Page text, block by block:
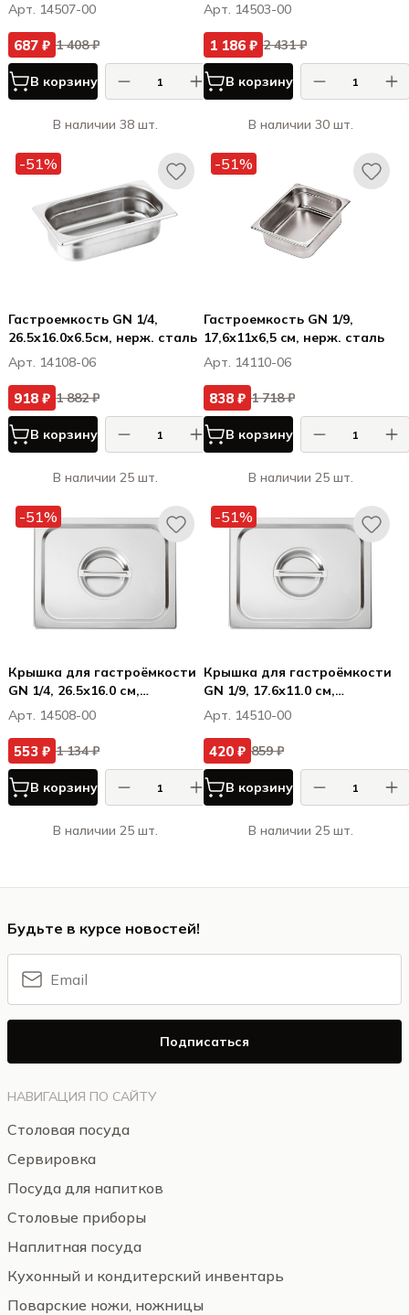
Арт. 14507-00
687 ₽ 1 408 ₽
В корзину
В наличии 38 шт.
Арт. 14503-00
1 186 ₽ 2 431 ₽
В корзину
В наличии 30 шт.
-51%
Гастроемкость GN 1/4,
26.5x16.0x6.5см, нерж. сталь
Арт. 14108-06
918 ₽ 1 882 ₽
В корзину
В наличии 25 шт.
-51%
Гастроемкость GN 1/9,
17,6x11x6,5 cм, нерж. сталь
Арт. 14110-06
838 ₽ 1 718 ₽
В корзину
В наличии 25 шт.
-51%
Крышка для гастроёмкости
GN 1/4, 26.5х16.0 см,
нерж.сталь
Арт. 14508-00
553 ₽ 1 134 ₽
В корзину
В наличии 25 шт.
-51%
Крышка для гастроёмкости
GN 1/9, 17.6х11.0 см,
нерж.сталь
Арт. 14510-00
420 ₽ 859 ₽
В корзину
В наличии 25 шт.
НАВИГАЦИЯ ПО САЙТУ
Столовая посуда
Сервировка
Посуда для напитков
Столовые приборы
Наплитная посуда
Кухонный и кондитерский инвентарь
Поварские ножи, ножницы
Будьте в курсе новостей!
Подписаться